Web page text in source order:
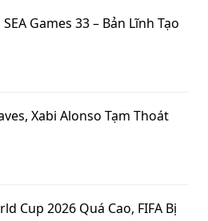
Games 33 – Bản Lĩnh Tạo
Xabi Alonso Tạm Thoát
Cup 2026 Quá Cao, FIFA Bị